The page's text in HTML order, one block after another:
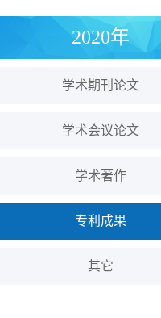
2020年
学术期刊论文
学术会议论文
学术著作
专利成果
其它